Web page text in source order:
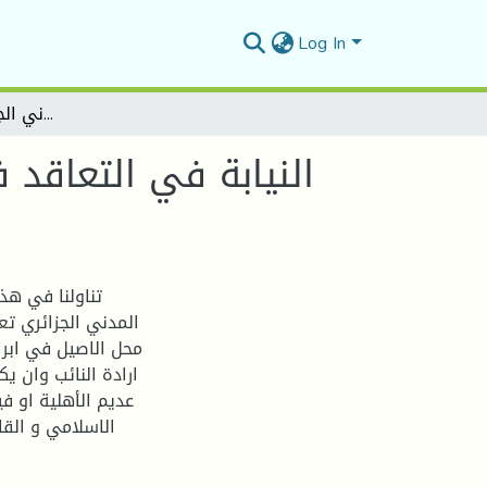
Log In
النيابة في التعاقد في الفقه الإسلامي والقانون المدني الجزائري -دراسة مقارنة
النيابة في
تناولنا في
المدني الجزائري
محل الاصيل في
ارادة النائب
عديم الأهلية او
الاسلامي و